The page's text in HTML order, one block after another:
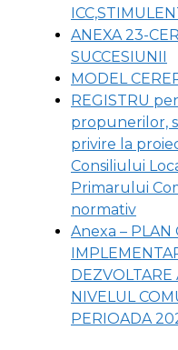
ANEXA 23-
SUCCESIUNII
MODEL
REGISTRU
propunerilor,
privire la
Consiliului
Primarului
normativ
Anexa – PLAN
DEZVOLTARE
NIVELUL
PERIOADA